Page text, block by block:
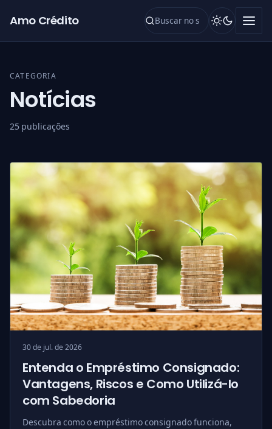
Amo Crédito
CATEGORIA
Notícias
25 publicações
30 de jul. de 2026
Entenda o Empréstimo Consignado:
Vantagens, Riscos e Como Utilizá-lo
com Sabedoria
Descubra como o empréstimo consignado funciona,